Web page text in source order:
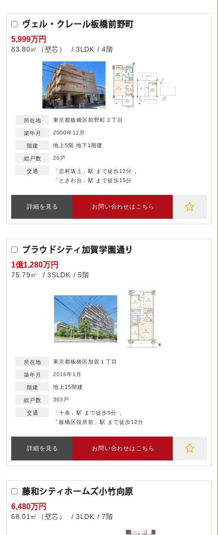
ヴェル・クレール板橋前野町
5,999万円
83.80㎡（壁芯） 3LDK 4階
東京都板橋区前野町３丁目
2000年12月
地上5階 地下1階建
26戸
「志村坂上」駅 まで徒歩12分
「ときわ台」駅 まで徒歩15分
詳細を見る お問い合わせはこちら
プラウドシティ加賀学園通り
1億1,280万円
75.79㎡ 3SLDK 5階
東京都板橋区加賀１丁目
2016年1月
地上15階建
363戸
「十条」駅 まで徒歩9分
「板橋区役所前」駅 まで徒歩12分
詳細を見る お問い合わせはこちら
藤和シティホームズ小竹向原
6,480万円
68.01㎡（壁芯） 3LDK 7階